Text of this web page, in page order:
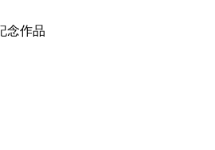
念作品